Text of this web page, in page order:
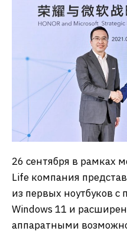
26 сентября в рамках
Life компания
из первых ноутбуков с
Windows 11 и
аппаратными